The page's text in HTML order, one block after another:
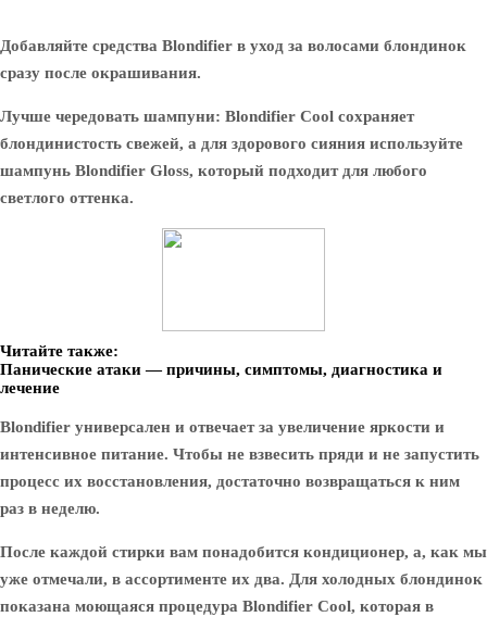
Добавляйте средства Blondifier в уход за волосами блондинок
сразу после окрашивания.
Лучше чередовать шампуни: Blondifier Cool сохраняет
блондинистость свежей, а для здорового сияния используйте
шампунь Blondifier Gloss, который подходит для любого
светлого оттенка.
Читайте также:
Панические атаки — причины, симптомы, диагностика и
лечение
Blondifier универсален и отвечает за увеличение яркости и
интенсивное питание. Чтобы не взвесить пряди и не запустить
процесс их восстановления, достаточно возвращаться к ним
раз в неделю.
После каждой стирки вам понадобится кондиционер, а, как мы
уже отмечали, в ассортименте их два. Для холодных блондинок
показана моющаяся процедура Blondifier Cool, которая в